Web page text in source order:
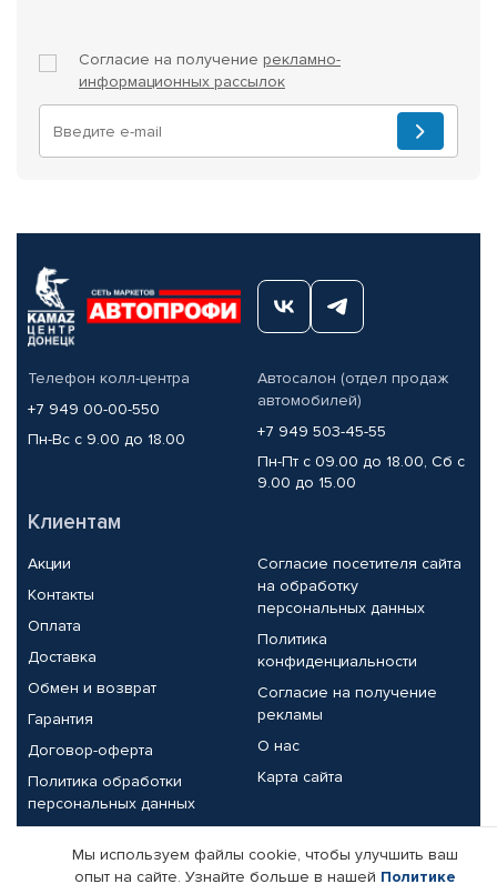
Согласие на получение рекламно-
информационных рассылок
Телефон колл-центра
+7 949 00-00-550
Пн-Вс с 9.00 до 18.00
Автосалон (отдел продаж
автомобилей)
+7 949 503-45-55
Пн-Пт с 09.00 до 18.00, Сб с
9.00 до 15.00
Клиентам
Акции
Контакты
Оплата
Доставка
Обмен и возврат
Гарантия
Договор-оферта
Политика обработки
персональных данных
Согласие посетителя сайта
на обработку
персональных данных
Политика
конфиденциальности
Согласие на получение
рекламы
О нас
Карта сайта
Партнерам
Мы используем файлы cookie, чтобы улучшить ваш
опыт на сайте. Узнайте больше в нашей Политике